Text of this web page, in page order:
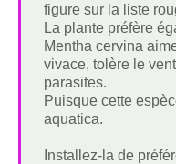
figure sur la liste
La plante préfère
Mentha cervina
vivace, tolère le
parasites.
Puisque cette
aquatica.
Installez-la de